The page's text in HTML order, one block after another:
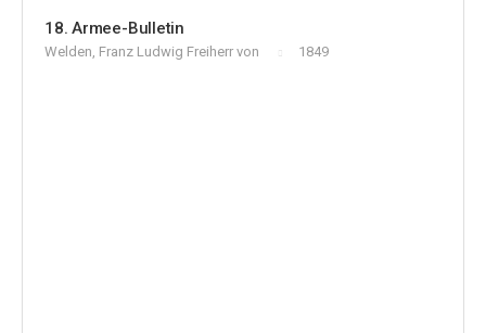
18. Armee-Bulletin
Welden, Franz Ludwig Freiherr von 1849